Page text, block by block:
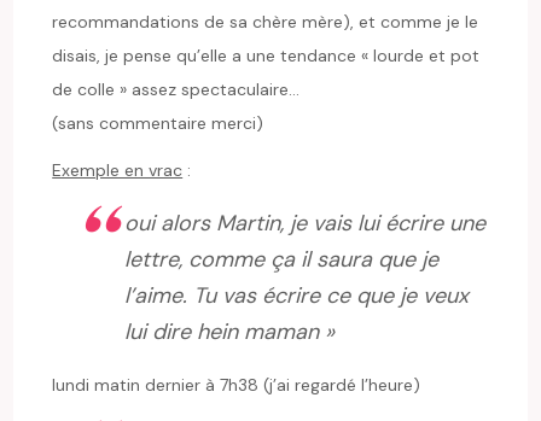
recommandations de sa chère mère), et comme je le
disais, je pense qu’elle a une tendance « lourde et pot
de colle » assez spectaculaire…
(sans commentaire merci)
Exemple en vrac :
oui alors Martin, je vais lui écrire une
lettre, comme ça il saura que je
l’aime. Tu vas écrire ce que je veux
lui dire hein maman »
lundi matin dernier à 7h38 (j’ai regardé l’heure)